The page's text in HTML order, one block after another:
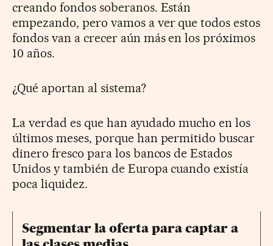
creando fondos soberanos. Están
empezando, pero vamos a ver que todos estos
fondos van a crecer aún más en los próximos
10 años.
¿Qué aportan al sistema?
La verdad es que han ayudado mucho en los
últimos meses, porque han permitido buscar
dinero fresco para los bancos de Estados
Unidos y también de Europa cuando existía
poca liquidez.
Segmentar la oferta para captar a